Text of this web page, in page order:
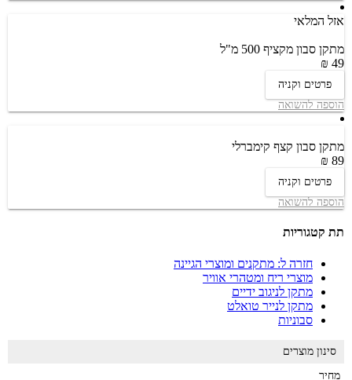
אזל המלאי
מתקן סבון מקציף 500 מ"ל
49 ₪
פרטים וקניה
הוספה להשואה
מתקן סבון קצף קימברלי
89 ₪
פרטים וקניה
הוספה להשואה
תת קטגוריות
חזרה ל: מתקנים ומוצרי הגיינה
מוצרי ריח ומטהרי אוויר
מתקן לניגוב ידיים
מתקן לנייר טואלט
סבוניות
סינון מוצרים
מחיר